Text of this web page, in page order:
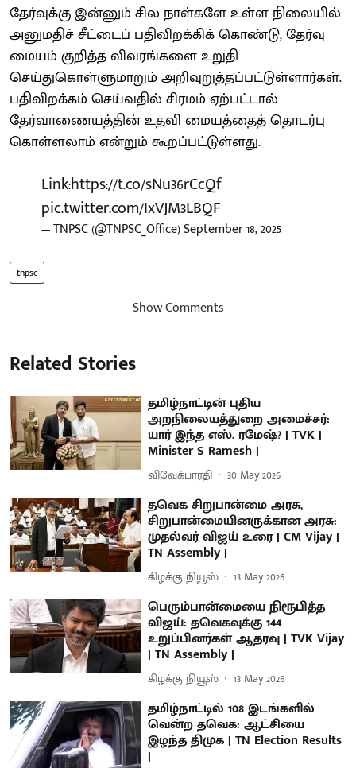
தேர்வுக்கு இன்னும் சில நாள்களே உள்ள நிலையில்
அனுமதிச் சீட்டைப் பதிவிறக்கிக் கொண்டு, தேர்வு
மையம் குறித்த விவரங்களை உறுதி
செய்துகொள்ளுமாறும் அறிவுறுத்தப்பட்டுள்ளார்கள்.
பதிவிறக்கம் செய்வதில் சிரமம் ஏற்பட்டால்
தேர்வாணையத்தின் உதவி மையத்தைத் தொடர்பு
கொள்ளலாம் என்றும் கூறப்பட்டுள்ளது.
Link:https://t.co/sNu36rCcQf
pic.twitter.com/IxVJM3LBQF
— TNPSC (@TNPSC_Office)September 18, 2025
tnpsc
Show Comments
Related Stories
தமிழ்நாட்டின் புதிய
அறநிலையத்துறை அமைச்சர்:
யார் இந்த எஸ். ரமேஷ்? | TVK |
Minister S Ramesh |
விவேக்பாரதி 30 May 2026
தவெக சிறுபான்மை அரசு,
சிறுபான்மையினருக்கான அரசு:
முதல்வர் விஜய் உரை | CM Vijay |
TN Assembly |
கிழக்கு நியூஸ் 13 May 2026
பெரும்பான்மையை நிரூபித்த
விஜய்: தவெகவுக்கு 144
உறுப்பினர்கள் ஆதரவு | TVK Vijay
| TN Assembly |
கிழக்கு நியூஸ் 13 May 2026
தமிழ்நாட்டில் 108 இடங்களில்
வென்ற தவெக: ஆட்சியை
இழந்த திமுக | TN Election Results
|